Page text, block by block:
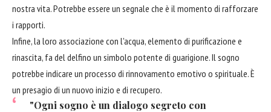
nostra vita. Potrebbe essere un segnale che è il momento di rafforzare
i rapporti.
Infine, la loro associazione con l'acqua, elemento di purificazione e
rinascita, fa del delfino un simbolo potente di guarigione. Il sogno
potrebbe indicare un processo di rinnovamento emotivo o spirituale. È
un presagio di un nuovo inizio e di recupero.
"Ogni sogno è un dialogo segreto con